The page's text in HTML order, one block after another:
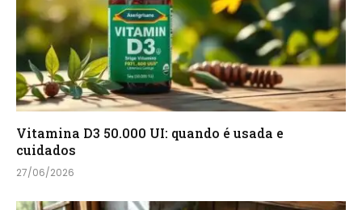
Vitamina D3 50.000 UI: quando é usada e
cuidados
27/06/2026